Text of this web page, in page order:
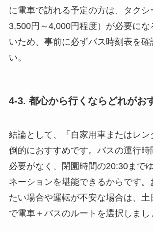
に電車で訪れる予定の方は、タクシ
3,500円～4,000円程度）が必要にな
いため、事前に必ずバス時刻表を確
い。
4-3. 都心から行くならどれがお
結論として、「自家用車またはレン
倒的におすすめです。バスの運行時
必要がなく、閉園時間の20:30まで
ネーションを堪能できるからです。
たい場合や運転が不安な場合は、土
で電車＋バスのルートを選択しまし